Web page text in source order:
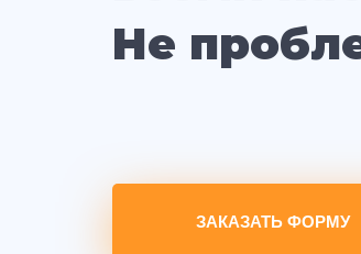
Не
ЗАКАЗАТЬ ФОРМУ